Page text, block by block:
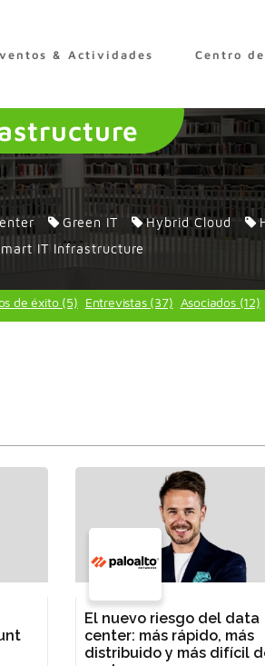
& Actividades Centro
Green IT Hybrid Cloud
IT Infrastructure
de éxito (5) Entrevistas (37) Asociados (12)
El nuevo riesgo del data
center: más rápido, más
distribuido y más difícil